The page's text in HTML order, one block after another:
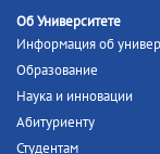
Об Университете
Информация об
Образование
Наука и инновации
Абитуриенту
Студентам